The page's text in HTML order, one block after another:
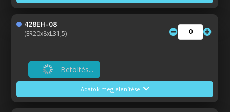
428EH-08
(ER20x8xL31,5)
Betöltés...
Adatok megjelenítése